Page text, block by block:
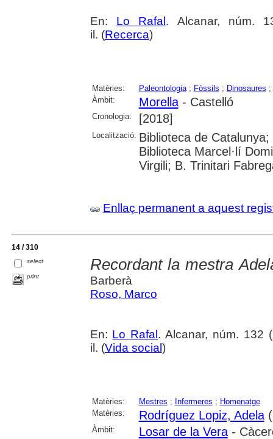
En: Lo Rafal . Alcanar, núm.
il. (Recerca)
Matèries: Paleontologia; Fòssils ; Dinosaures ;
Àmbit:
Morella- Castelló
Cronologia: [2018]
Localització: Biblioteca de
Biblioteca Marcel·lí
Virgili; B. Trinitari
Enllaç permanent a aquest
14 / 310
select
print
Recordant la mestra
Barberà
Roso, Marco
En: Lo Rafal. Alcanar, núm. 132
il. (Vida social)
Matèries: Mestres ; Infermeres ; Homenatge
Matèries:
Rodríguez Lopiz, Adela
Àmbit: Losar de la Vera-